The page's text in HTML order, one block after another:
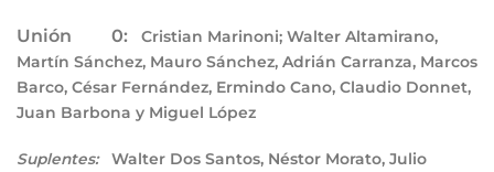
Unión 0:
Cristian Marinoni; Walter Altamirano,
Martín Sánchez, Mauro Sánchez, Adrián Carranza, Marcos
Barco, César Fernández, Ermindo Cano, Claudio Donnet,
Juan Barbona y Miguel López
Suplentes:Walter Dos Santos, Néstor Morato, Julio